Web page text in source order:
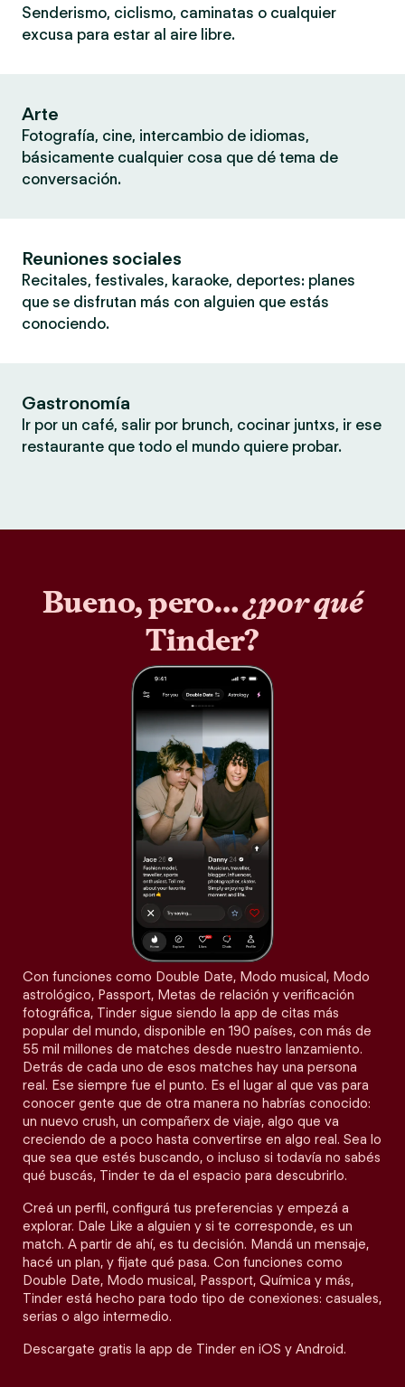
Senderismo, ciclismo, caminatas o cualquier
excusa para estar al aire libre.
Arte
Fotografía, cine, intercambio de idiomas,
básicamente cualquier cosa que dé tema de
conversación.
Reuniones sociales
Recitales, festivales, karaoke, deportes: planes
que se disfrutan más con alguien que estás
conociendo.
Gastronomía
Ir por un café, salir por brunch, cocinar juntxs, ir ese
restaurante que todo el mundo quiere probar.
Bueno, pero…¿por qué
Tinder?
Con funciones como Double Date, Modo musical, Modo
astrológico, Passport, Metas de relación y verificación
fotográfica, Tinder sigue siendo la app de citas más
popular del mundo, disponible en 190 países, con más de
55 mil millones de matches desde nuestro lanzamiento.
Detrás de cada uno de esos matches hay una persona
real. Ese siempre fue el punto. Es el lugar al que vas para
conocer gente que de otra manera no habrías conocido:
un nuevo crush, un compañerx de viaje, algo que va
creciendo de a poco hasta convertirse en algo real. Sea lo
que sea que estés buscando, o incluso si todavía no sabés
qué buscás, Tinder te da el espacio para descubrirlo.
Creá un perfil, configurá tus preferencias y empezá a
explorar. Dale Like a alguien y si te corresponde, es un
match. A partir de ahí, es tu decisión. Mandá un mensaje,
hacé un plan, y fijate qué pasa. Con funciones como
Double Date, Modo musical, Passport, Química y más,
Tinder está hecho para todo tipo de conexiones: casuales,
serias o algo intermedio.
Descargate gratis la app de Tinder en iOS y Android.